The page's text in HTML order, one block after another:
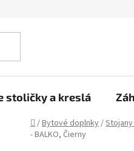
údajov Reklamačný
stoličky a kreslá
Domov
/Bytové doplnky/
- BALKO, Čierny